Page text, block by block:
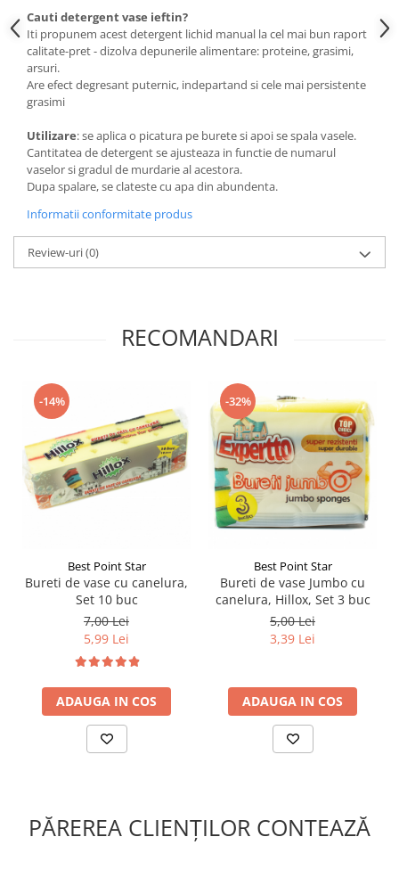
Cauti detergent vase ieftin?
Iti propunem acest detergent lichid manual la cel mai bun raport
calitate-pret - dizolva depunerile alimentare: proteine, grasimi,
arsuri.
Are efect degresant puternic, indepartand si cele mai persistente
grasimi
Utilizare: se aplica o picatura pe burete si apoi se spala vasele.
Cantitatea de detergent se ajusteaza in functie de numarul
vaselor si gradul de murdarie al acestora.
Dupa spalare, se clateste cu apa din abundenta.
Informatii conformitate produs
Review-uri(0)
RECOMANDARI
-14%
Best Point Star
Bureti de vase cu canelura,
Set 10 buc
7,00 Lei
5,99 Lei
ADAUGA IN COS
-32%
Best Point Star
Bureti de vase Jumbo cu
canelura, Hillox, Set 3 buc
5,00 Lei
3,39 Lei
ADAUGA IN COS
PĂREREA CLIENȚILOR CONTEAZĂ